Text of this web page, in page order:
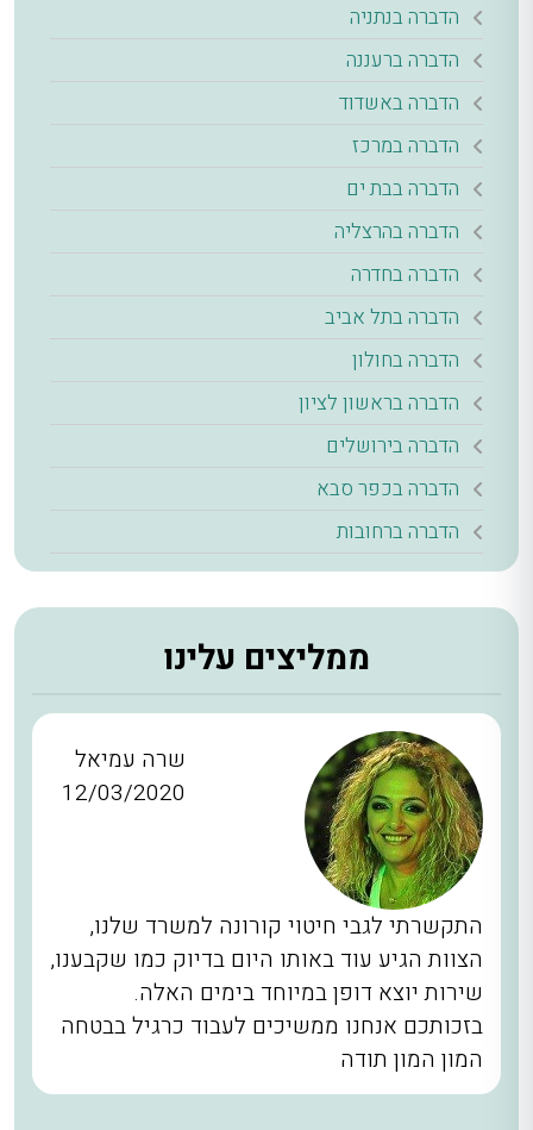
הדברה בנתניה
הדברה ברעננה
הדברה באשדוד
הדברה במרכז
הדברה בבת ים
הדברה בהרצליה
הדברה בחדרה
הדברה בתל אביב
הדברה בחולון
הדברה בראשון לציון
הדברה בירושלים
הדברה בכפר סבא
הדברה ברחובות
ממליצים עלינו
שרה עמיאל
12/03/2020
התקשרתי לגבי חיטוי קורונה למשרד שלנו,
הצוות הגיע עוד באותו היום בדיוק כמו שקבענו,
שירות יוצא דופן במיוחד בימים האלה.
בזכותכם אנחנו ממשיכים לעבוד כרגיל בבטחה
המון המון תודה